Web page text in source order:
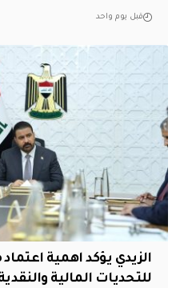
قبل يوم واحد
الزيدي يؤكد اهمية
للتحديات المالية